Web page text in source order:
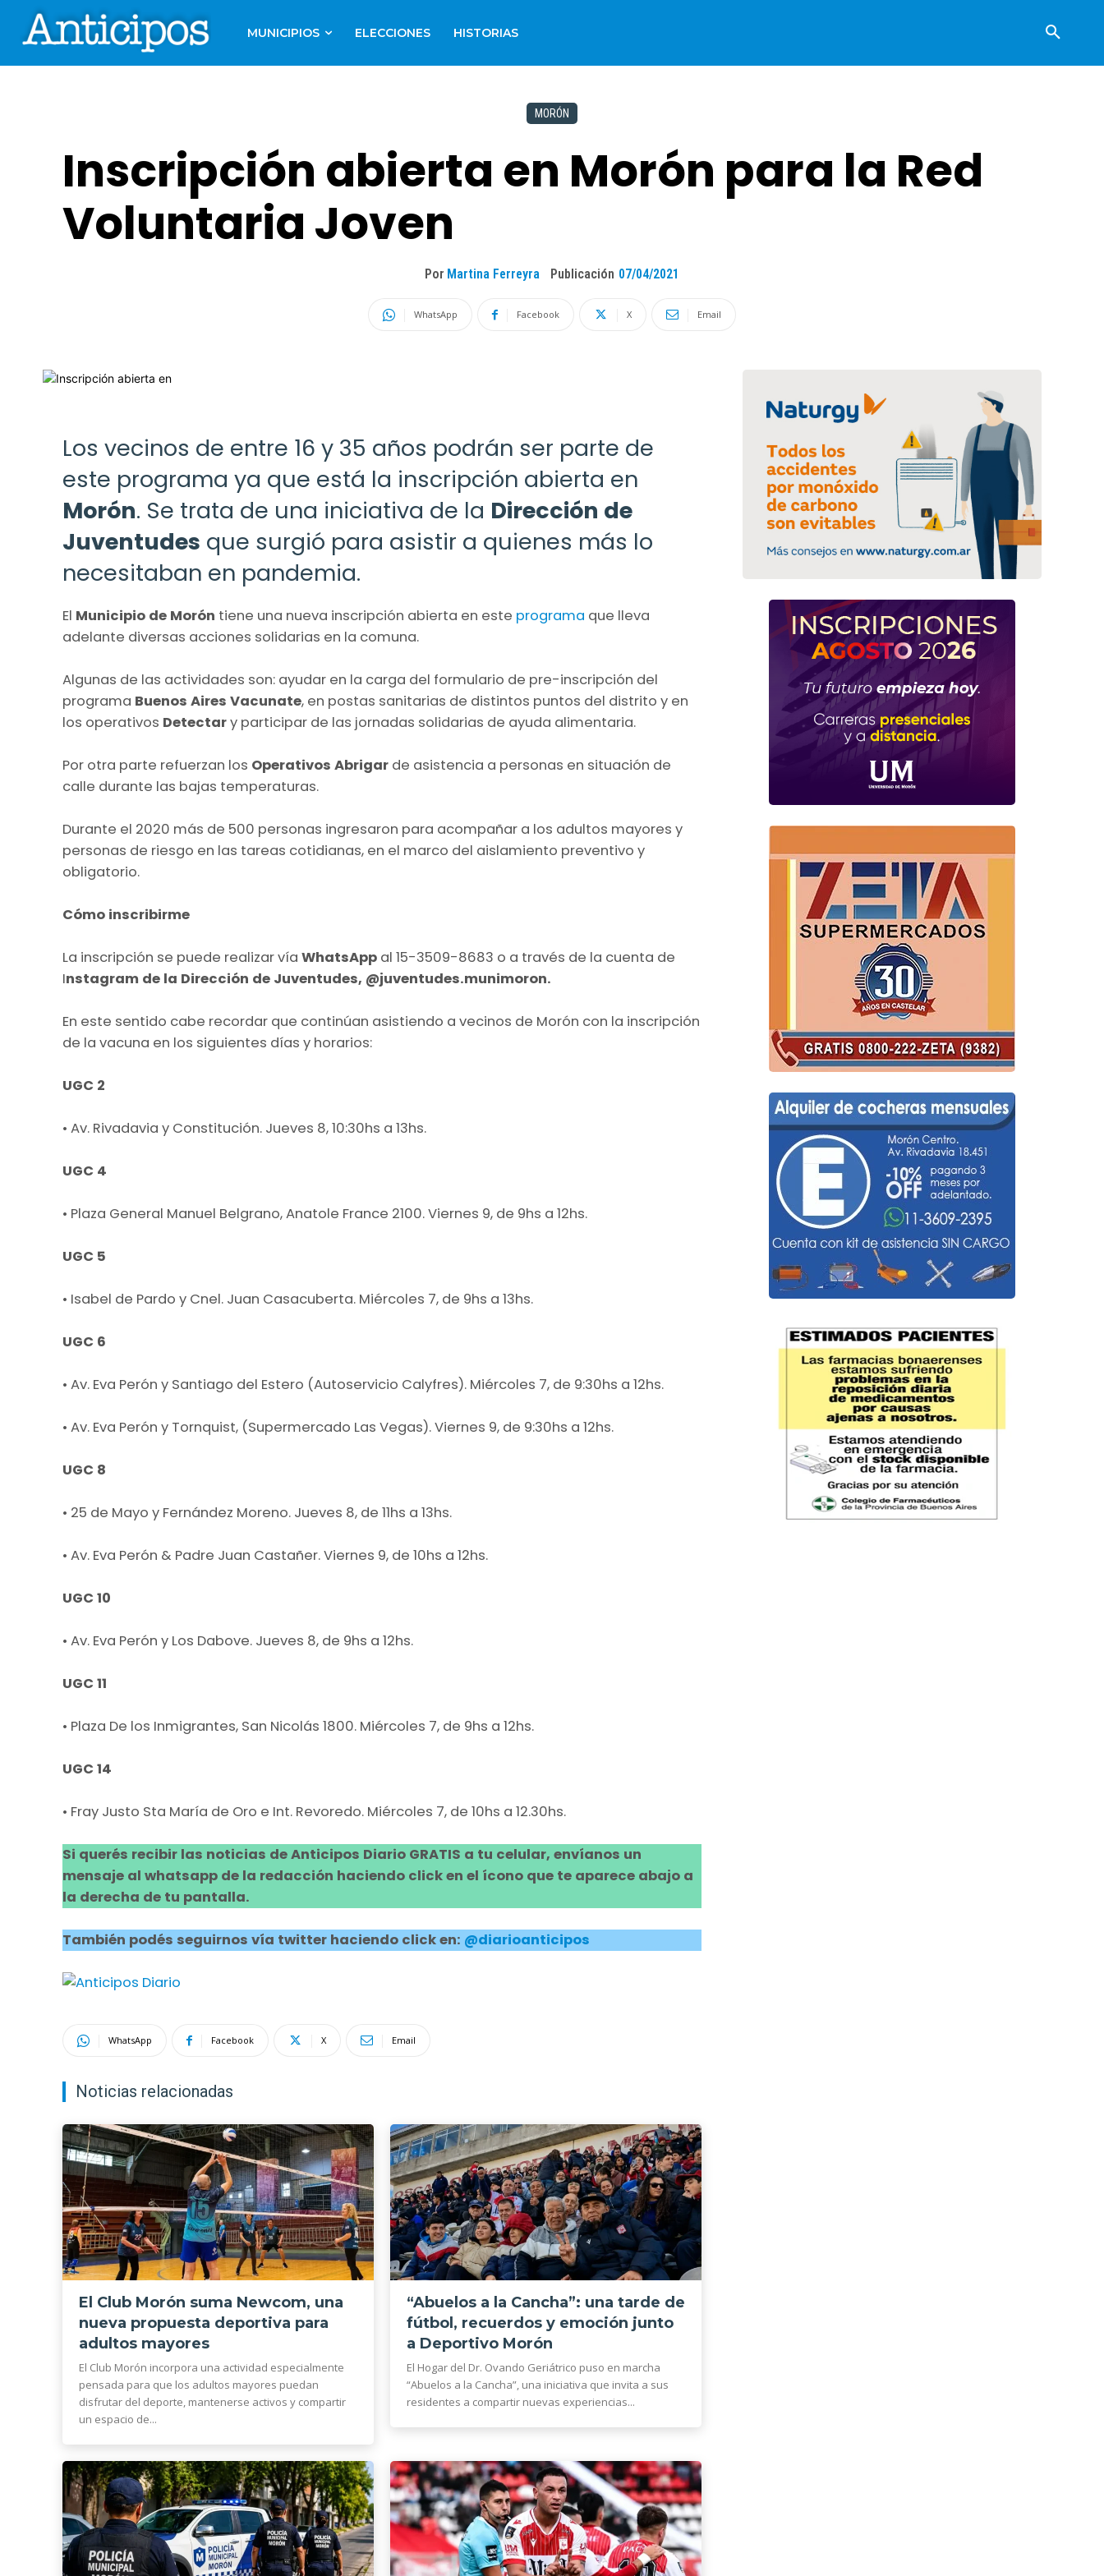
MUNICIPIOS ELECCIONES HISTORIAS
MORÓN
Inscripción abierta en Morón para la Red
Voluntaria Joven
Por Martina Ferreyra Publicación 07/04/2021
WhatsApp Facebook X Email
Los vecinos de entre 16 y 35 años podrán ser parte de
este programa ya que está la inscripción abierta en
Morón. Se trata de una iniciativa de la Dirección de
Juventudes que surgió para asistir a quienes más lo
necesitaban en pandemia.
El Municipio de Morón tiene una nueva inscripción abierta en este programa que lleva
adelante diversas acciones solidarias en la comuna.
Algunas de las actividades son: ayudar en la carga del formulario de pre-inscripción del
programa Buenos Aires Vacunate, en postas sanitarias de distintos puntos del distrito y en
los operativos Detectary participar de las jornadas solidarias de ayuda alimentaria.
Por otra parte refuerzan los Operativos Abrigar de asistencia a personas en situación de
calle durante las bajas temperaturas.
Durante el 2020 más de 500 personas ingresaron para acompañar a los adultos mayores y
personas de riesgo en las tareas cotidianas, en el marco del aislamiento preventivo y
obligatorio.
Cómo inscribirme
La inscripción se puede realizar vía WhatsApp al 15-3509-8683 o a través de la cuenta de
Instagram de la Dirección de Juventudes, @juventudes.munimoron.
En este sentido cabe recordar que continúan asistiendo a vecinos de Morón con la inscripción
de la vacuna en los siguientes días y horarios:
UGC 2
• Av. Rivadavia y Constitución. Jueves 8, 10:30hs a 13hs.
UGC 4
• Plaza General Manuel Belgrano, Anatole France 2100. Viernes 9, de 9hs a 12hs.
UGC 5
• Isabel de Pardo y Cnel. Juan Casacuberta. Miércoles 7, de 9hs a 13hs.
UGC 6
• Av. Eva Perón y Santiago del Estero (Autoservicio Calyfres). Miércoles 7, de 9:30hs a 12hs.
• Av. Eva Perón y Tornquist, (Supermercado Las Vegas). Viernes 9, de 9:30hs a 12hs.
UGC 8
• 25 de Mayo y Fernández Moreno. Jueves 8, de 11hs a 13hs.
• Av. Eva Perón & Padre Juan Castañer. Viernes 9, de 10hs a 12hs.
UGC 10
• Av. Eva Perón y Los Dabove. Jueves 8, de 9hs a 12hs.
UGC 11
• Plaza De los Inmigrantes, San Nicolás 1800. Miércoles 7, de 9hs a 12hs.
UGC 14
• Fray Justo Sta María de Oro e Int. Revoredo. Miércoles 7, de 10hs a 12.30hs.
Si querés recibir las noticias de Anticipos Diario GRATIS a tu celular, envíanos un
mensaje al whatsapp de la redacción haciendo click en el ícono que te aparece abajo a
la derecha de tu pantalla.
También podés seguirnos vía twitter haciendo click en: @diarioanticipos
WhatsApp Facebook X Email
Noticias relacionadas
El Club Morón suma Newcom, una
nueva propuesta deportiva para
adultos mayores
El Club Morón incorpora una actividad especialmente
pensada para que los adultos mayores puedan
disfrutar del deporte, mantenerse activos y compartir
un espacio de...
“Abuelos a la Cancha”: una tarde de
fútbol, recuerdos y emoción junto
a Deportivo Morón
El Hogar del Dr. Ovando Geriátrico puso en marcha
“Abuelos a la Cancha”, una iniciativa que invita a sus
residentes a compartir nuevas experiencias...